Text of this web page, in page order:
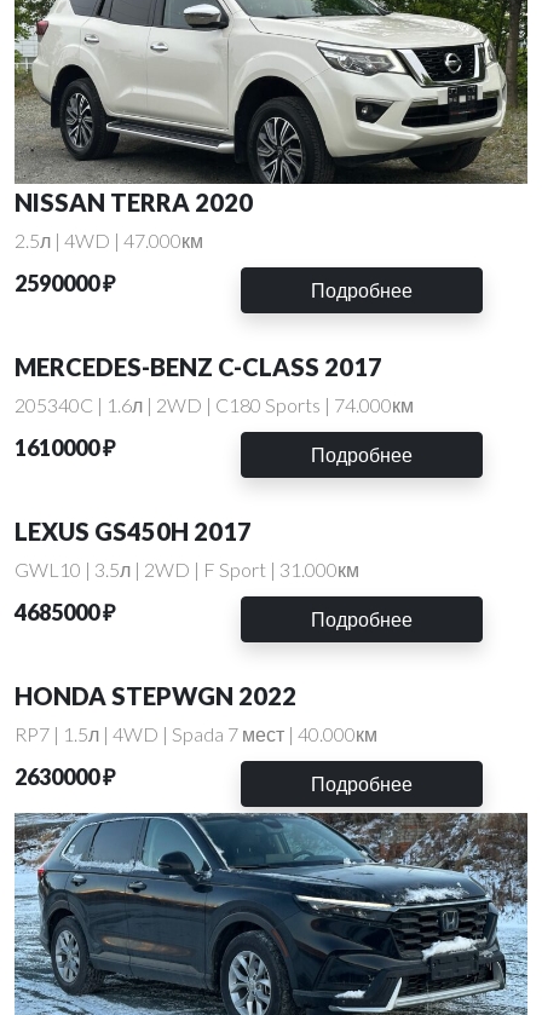
NISSAN TERRA 2020
2.5л | 4WD | 47.000км
2590000 ₽ Подробнее
MERCEDES-BENZ C-CLASS 2017
205340C | 1.6л | 2WD | C180 Sports | 74.000км
1610000 ₽ Подробнее
LEXUS GS450H 2017
GWL10 | 3.5л | 2WD | F Sport | 31.000км
4685000 ₽ Подробнее
HONDA STEPWGN 2022
RP7 | 1.5л | 4WD | Spada 7 мест | 40.000км
2630000 ₽ Подробнее